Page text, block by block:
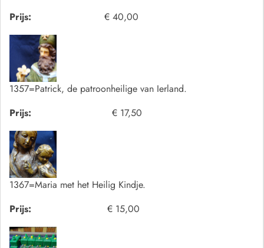
Prijs:
€ 40,00
1357=Patrick, de patroonheilige van Ierland.
Prijs:
€ 17,50
1367=Maria met het Heilig Kindje.
Prijs:
€ 15,00